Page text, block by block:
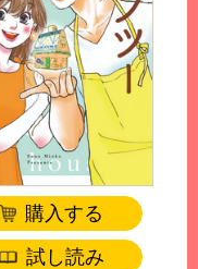
購入する
試し読み